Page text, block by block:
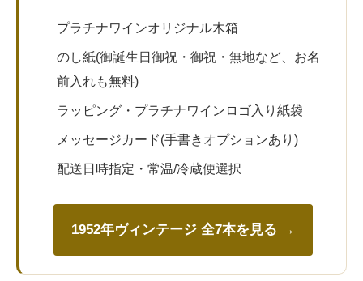
プラチナワインオリジナル木箱
のし紙(御誕生日御祝・御祝・無地など、お名
前入れも無料)
ラッピング・プラチナワインロゴ入り紙袋
メッセージカード(手書きオプションあり)
配送日時指定・常温/冷蔵便選択
1952年ヴィンテージ 全7本を見る →